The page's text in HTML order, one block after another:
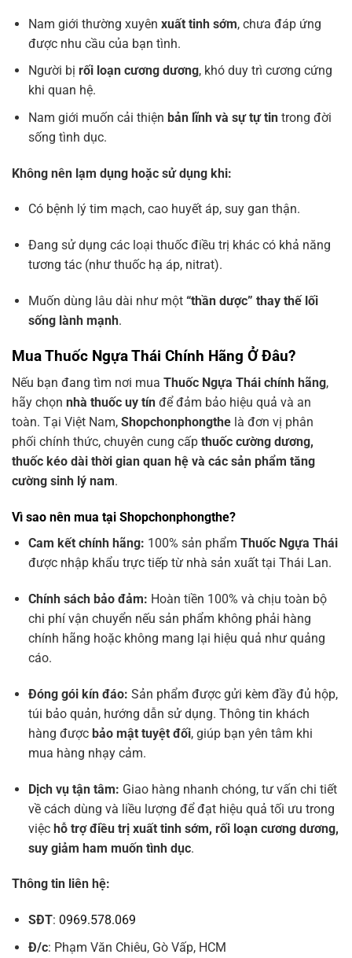
Nam giới thường xuyên xuất tinh sớm, chưa đáp ứng
được nhu cầu của bạn tình.
Người bị rối loạn cương dương, khó duy trì cương cứng
khi quan hệ.
Nam giới muốn cải thiện bản lĩnh và sự tự tintrong đời
sống tình dục.
Không nên lạm dụng hoặc sử dụng khi:
Có bệnh lý tim mạch, cao huyết áp, suy gan thận.
Đang sử dụng các loại thuốc điều trị khác có khả năng
tương tác (như thuốc hạ áp, nitrat).
Muốn dùng lâu dài như một “thần dược” thay thế lối
sống lành mạnh.
Mua Thuốc Ngựa Thái Chính Hãng Ở Đâu?
Nếu bạn đang tìm nơi mua Thuốc Ngựa Thái chính hãng,
hãy chọn nhà thuốc uy tín để đảm bảo hiệu quả và an
toàn. Tại Việt Nam, Shopchonphongthe là đơn vị phân
phối chính thức, chuyên cung cấp thuốc cường dương,
thuốc kéo dài thời gian quan hệ và các sản phẩm tăng
cường sinh lý nam.
Vì sao nên mua tại Shopchonphongthe?
Cam kết chính hãng: 100% sản phẩm Thuốc Ngựa Thái
được nhập khẩu trực tiếp từ nhà sản xuất tại Thái Lan.
Chính sách bảo đảm: Hoàn tiền 100% và chịu toàn bộ
chi phí vận chuyển nếu sản phẩm không phải hàng
chính hãng hoặc không mang lại hiệu quả như quảng
cáo.
Đóng gói kín đáo: Sản phẩm được gửi kèm đầy đủ hộp,
túi bảo quản, hướng dẫn sử dụng. Thông tin khách
hàng được bảo mật tuyệt đối, giúp bạn yên tâm khi
mua hàng nhạy cảm.
Dịch vụ tận tâm: Giao hàng nhanh chóng, tư vấn chi tiết
về cách dùng và liều lượng để đạt hiệu quả tối ưu trong
việc hỗ trợ điều trị xuất tinh sớm, rối loạn cương dương,
suy giảm ham muốn tình dục.
Thông tin liên hệ:
SĐT: 0969.578.069
Đ/c: Phạm Văn Chiêu, Gò Vấp, HCM